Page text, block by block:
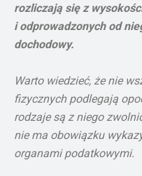
rozliczają się z
i odprowadzonych od
dochodowy.
Warto wiedzieć, że nie
fizycznych podlegają
rodzaje są z niego
nie ma obowiązku
organami podatkowymi.